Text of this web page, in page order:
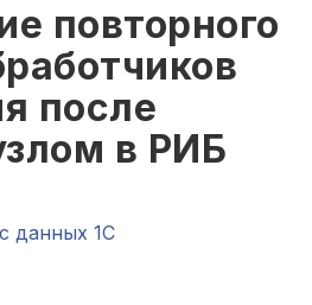
повторного
после
в РИБ
данных 1C